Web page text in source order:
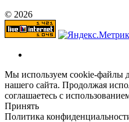
© 2026
Мы используем cookie-файлы
нашего сайта. Продолжая
соглашаетесь с
Принять
Политика